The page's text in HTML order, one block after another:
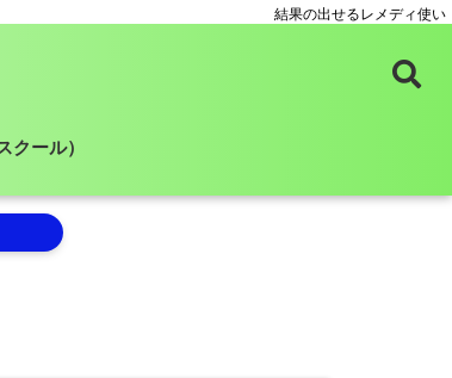
結果の出せるレメディ使い
クール）